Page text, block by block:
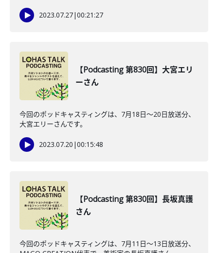
2023.07.27|00:21:27
【Podcasting 第830回】大宮エリ
ーさん
今回のポッドキャスティングは、7月18日〜20日放送分、
大宮エリーさんです。
2023.07.20 |00:15:48
【Podcasting 第830回】長坂真護
さん
今回のポッドキャスティングは、7月11日〜13日放送分、